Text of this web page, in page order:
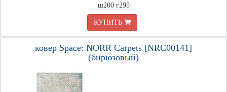
ш200 г295
КУПИТЬ
ковер Space: NORR Carpets [NRC00141]
(бирюзовый)